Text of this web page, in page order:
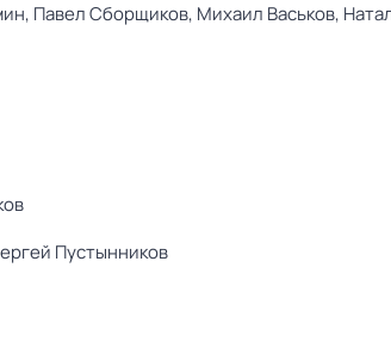
Павел Сборщиков, Михаил Васьков,
Пустынников